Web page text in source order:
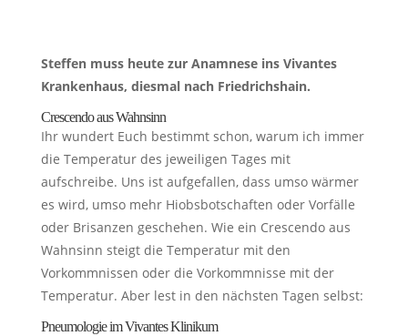
Steffen muss heute zur Anamnese ins Vivantes
Krankenhaus, diesmal nach Friedrichshain.
Crescendo aus Wahnsinn
Ihr wundert Euch bestimmt schon, warum ich immer
die Temperatur des jeweiligen Tages mit
aufschreibe. Uns ist aufgefallen, dass umso wärmer
es wird, umso mehr Hiobsbotschaften oder Vorfälle
oder Brisanzen geschehen. Wie ein Crescendo aus
Wahnsinn steigt die Temperatur mit den
Vorkommnissen oder die Vorkommnisse mit der
Temperatur. Aber lest in den nächsten Tagen selbst:
Pneumologie im Vivantes Klinikum